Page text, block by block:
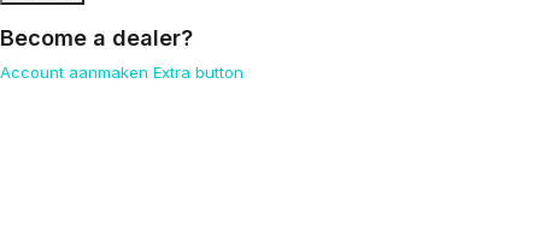
Become a dealer?
Account aanmaken Extra button